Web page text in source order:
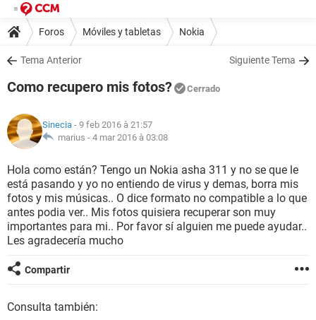
Foros Móviles y tabletas Nokia
Tema Anterior Siguiente Tema
Como recupero mis fotos? Cerrado
Sinecia - 9 feb 2016 à 21:57
marius - 4 mar 2016 à 03:08
Hola como están? Tengo un Nokia asha 311 y no se que le
está pasando y yo no entiendo de virus y demas, borra mis
fotos y mis músicas.. O dice formato no compatible a lo que
antes podia ver.. Mis fotos quisiera recuperar son muy
importantes para mi.. Por favor sí alguien me puede ayudar..
Les agradecería mucho
Compartir
Consulta también: